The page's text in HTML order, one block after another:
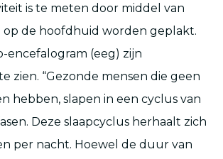
is te meten door middel van
de hoofdhuid worden geplakt.
encefalogram (eeg) zijn
zien. “Gezonde mensen die geen
hebben, slapen in een cyclus van
Deze slaapcyclus herhaalt zich
per nacht. Hoewel de duur van